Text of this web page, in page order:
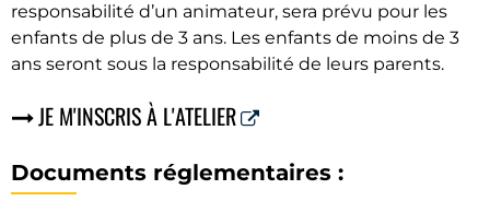
responsabilité d’un animateur, sera prévu pour les
enfants de plus de 3 ans. Les enfants de moins de 3
ans seront sous la responsabilité de leurs parents.
JE M'INSCRIS À L'ATELIER
Documents réglementaires :